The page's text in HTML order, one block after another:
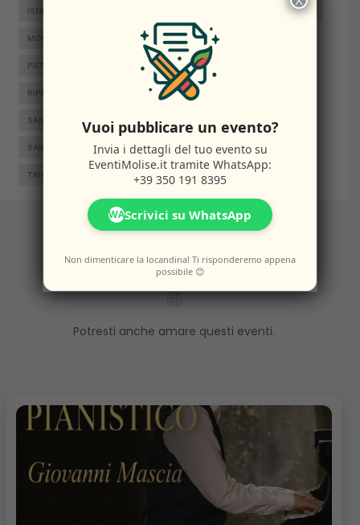
ISERNIA MOLISE
MONTENERO DI BISACCIA ORATINO
PIETRABBONDANTE PIETRACATELLA
RIPALIMOSANI ROCCAMANDOLFI
SAN GIACOMO DEGLI SCHIAVONI
SANTA CROCE DI MAGLIANO SEPINO TERMOLI
TRIVENTO VINCHIATURO
AltriEventi
Potresti anche amare questi eventi.
×
Vuoi pubblicare un evento?
Invia i dettagli del tuo evento su
EventiMolise.it tramite WhatsApp:
+39 350 191 8395
WAScrivici su WhatsApp
Non dimenticare la locandina! Ti risponderemo appena
possibile 😊